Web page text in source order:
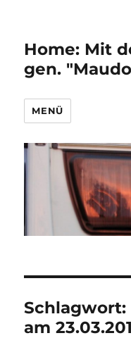
Home: Mit
gen.
MENÜ
Schlagwort:
am